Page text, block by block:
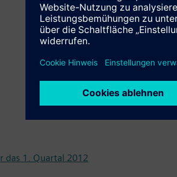
das 1. Quartal 2012